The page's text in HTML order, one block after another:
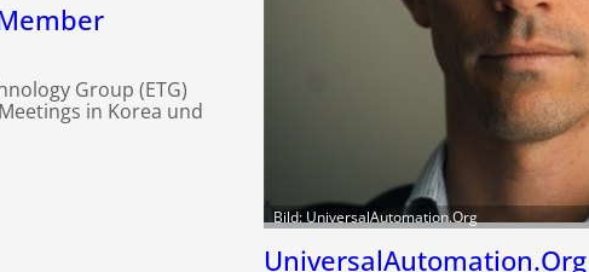
Group (ETG)
in Korea und
Bild: UniversalAutomation.Org